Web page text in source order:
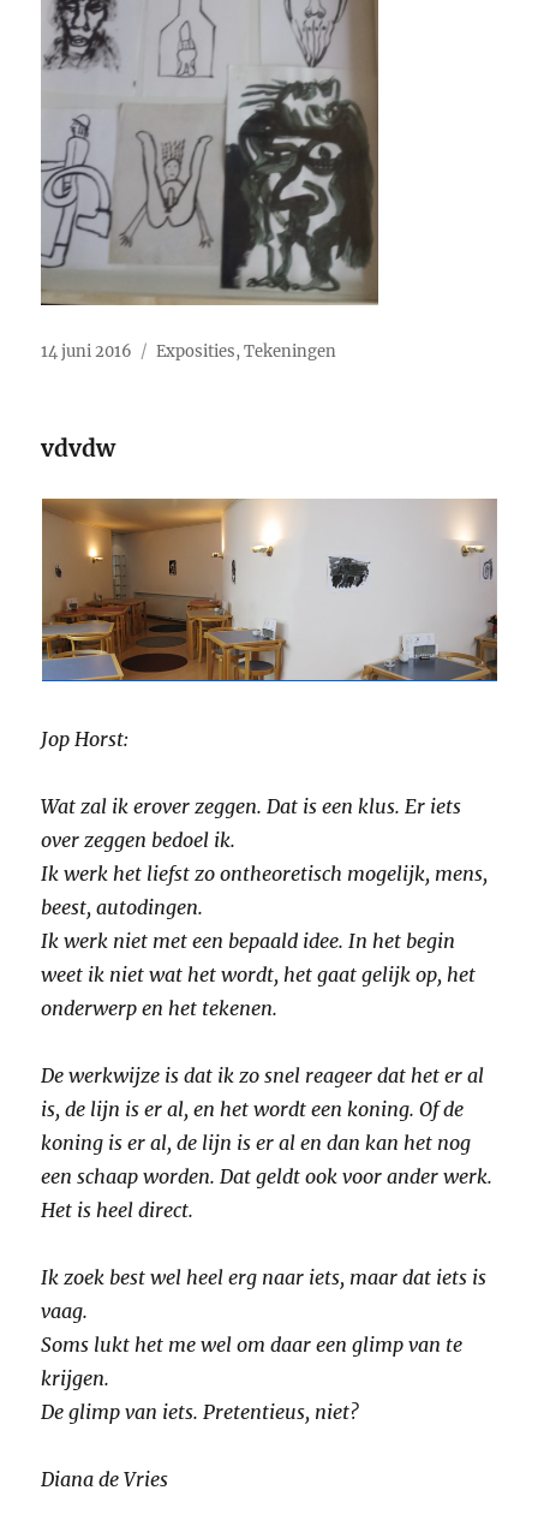
Geplaatst
14 juni 2016 Categorieën
Exposities,Tekeningen
vdvdw
Jop Horst:
Wat zal ik erover zeggen. Dat is een klus. Er iets
over zeggen bedoel ik.
Ik werk het liefst zo ontheoretisch mogelijk, mens,
beest, autodingen.
Ik werk niet met een bepaald idee. In het begin
weet ik niet wat het wordt, het gaat gelijk op, het
onderwerp en het tekenen.
De werkwijze is dat ik zo snel reageer dat het er al
is, de lijn is er al, en het wordt een koning. Of de
koning is er al, de lijn is er al en dan kan het nog
een schaap worden. Dat geldt ook voor ander werk.
Het is heel direct.
Ik zoek best wel heel erg naar iets, maar dat iets is
vaag.
Soms lukt het me wel om daar een glimp van te
krijgen.
De glimp van iets. Pretentieus, niet?
Diana de Vries